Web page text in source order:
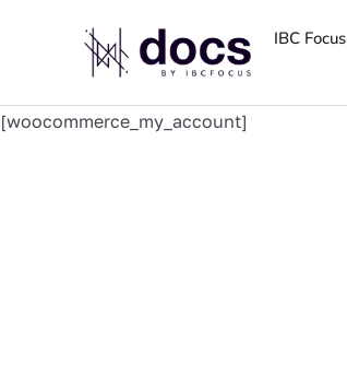
IBC Focus
[woocommerce_my_account]